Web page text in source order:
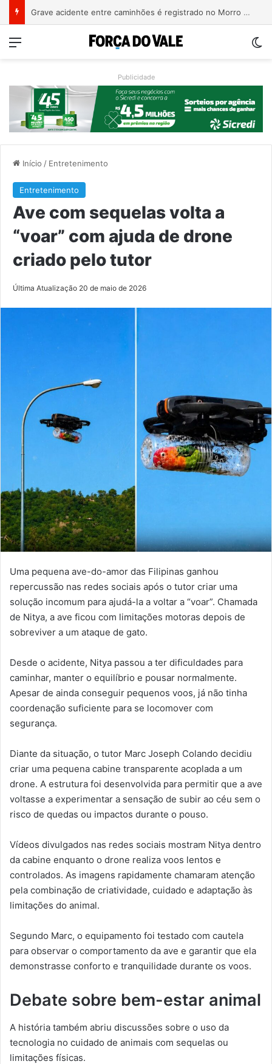
COMUI e Univates planejam ações voltadas à população idosa de Roca Sales
Menu
Publicidade
Início / Entretenimento
Entretenimento
Ave com sequelas volta a
“voar” com ajuda de drone
criado pelo tutor
Última Atualização 20 de maio de 2026
Uma pequena ave-do-amor das Filipinas ganhou
repercussão nas redes sociais após o tutor criar uma
solução incomum para ajudá-la a voltar a “voar”. Chamada
de Nitya, a ave ficou com limitações motoras depois de
sobreviver a um ataque de gato.
Desde o acidente, Nitya passou a ter dificuldades para
caminhar, manter o equilíbrio e pousar normalmente.
Apesar de ainda conseguir pequenos voos, já não tinha
coordenação suficiente para se locomover com
segurança.
Diante da situação, o tutor Marc Joseph Colando decidiu
criar uma pequena cabine transparente acoplada a um
drone. A estrutura foi desenvolvida para permitir que a ave
voltasse a experimentar a sensação de subir ao céu sem o
risco de quedas ou impactos durante o pouso.
Vídeos divulgados nas redes sociais mostram Nitya dentro
da cabine enquanto o drone realiza voos lentos e
controlados. As imagens rapidamente chamaram atenção
pela combinação de criatividade, cuidado e adaptação às
limitações do animal.
Segundo Marc, o equipamento foi testado com cautela
para observar o comportamento da ave e garantir que ela
demonstrasse conforto e tranquilidade durante os voos.
Debate sobre bem-estar animal
A história também abriu discussões sobre o uso da
tecnologia no cuidado de animais com sequelas ou
limitações físicas.